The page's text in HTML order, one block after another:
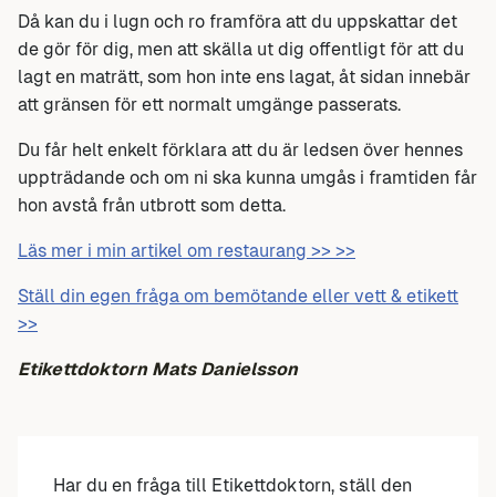
Då kan du i lugn och ro framföra att du uppskattar det
de gör för dig, men att skälla ut dig offentligt för att du
lagt en maträtt, som hon inte ens lagat, åt sidan innebär
att gränsen för ett normalt umgänge passerats.
Du får helt enkelt förklara att du är ledsen över hennes
uppträdande och om ni ska kunna umgås i framtiden får
hon avstå från utbrott som detta.
Läs mer i min artikel om restaurang >> >>
Ställ din egen fråga om bemötande eller vett & etikett
>>
Etikettdoktorn Mats Danielsson
Har du en fråga till Etikettdoktorn, ställ den